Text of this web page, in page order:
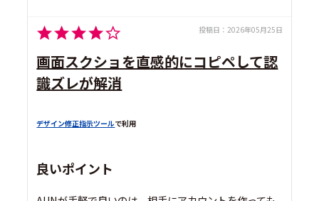
投稿日： 2026年05月25日
画面スクショを直感的にコピペして認
識ズレが解消
デザイン修正指示ツールで利用
良いポイント